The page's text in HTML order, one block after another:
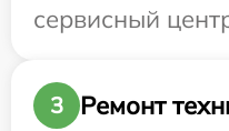
сервисный
3
Ремонт